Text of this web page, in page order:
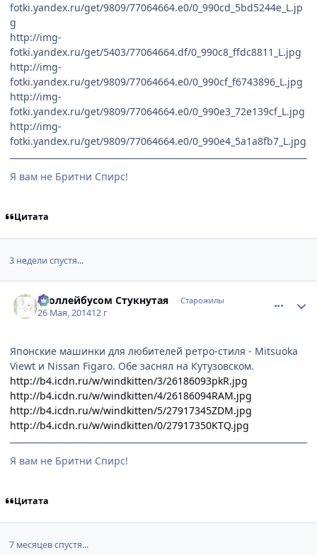
fotki.yandex.ru/get/9809/77064664.e0/0_990cd_5bd5244e_L.jp
g
http://img-
fotki.yandex.ru/get/5403/77064664.df/0_990c8_ffdc8811_L.jpg
http://img-
fotki.yandex.ru/get/9809/77064664.e0/0_990cf_f6743896_L.jpg
http://img-
fotki.yandex.ru/get/9809/77064664.e0/0_990e3_72e139cf_L.jpg
http://img-
fotki.yandex.ru/get/9809/77064664.e0/0_990e4_5a1a8fb7_L.jpg
Я вам не Бритни Спирс!
Цитата
3 недели спустя...
Троллейбусом Стукнутая Старожилы
26 Мая, 201412 г
Японские машинки для любителей ретро-стиля - Mitsuoka
Viewt и Nissan Figaro. Обе заснял на Кутузовском.
http://b4.icdn.ru/w/windkitten/3/26186093pkR.jpg
http://b4.icdn.ru/w/windkitten/4/26186094RAM.jpg
http://b4.icdn.ru/w/windkitten/5/27917345ZDM.jpg
http://b4.icdn.ru/w/windkitten/0/27917350KTQ.jpg
Я вам не Бритни Спирс!
Цитата
7 месяцев спустя...